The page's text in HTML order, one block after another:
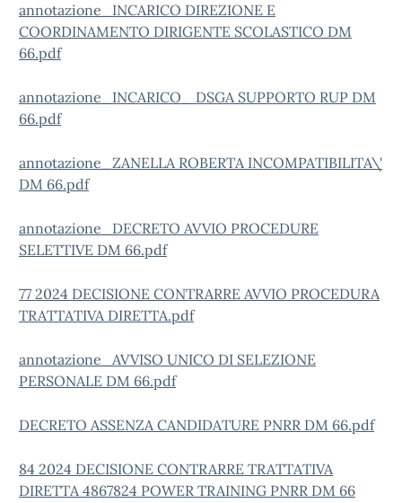
annotazione_INCARICO DIREZIONE E
COORDINAMENTO DIRIGENTE SCOLASTICO DM
66.pdf
annotazione_INCARICO_ DSGA SUPPORTO RUP DM
66.pdf
annotazione_ZANELLA ROBERTA INCOMPATIBILITA\'
DM 66.pdf
annotazione_DECRETO AVVIO PROCEDURE
SELETTIVE DM 66.pdf
77 2024 DECISIONE CONTRARRE AVVIO PROCEDURA
TRATTATIVA DIRETTA.pdf
annotazione_AVVISO UNICO DI SELEZIONE
PERSONALE DM 66.pdf
DECRETO ASSENZA CANDIDATURE PNRR DM 66.pdf
84 2024 DECISIONE CONTRARRE TRATTATIVA
DIRETTA 4867824 POWER TRAINING PNRR DM 66